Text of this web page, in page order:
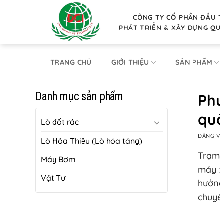
CÔNG TY CỔ PHẦN ĐẦU
PHÁT TRIỂN & XÂY DỰNG
TRANG CHỦ GIỚI THIỆU SẢN PHẨM
Danh mục sản phẩm
Lò đốt rác
Lò Hỏa Thiêu (Lò hỏa táng)
Máy Bơm
Vật Tư
ĐĂNG
máy